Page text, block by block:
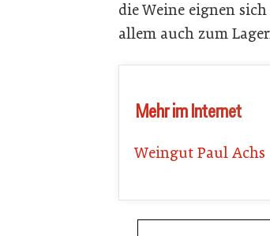
die Weine eignen
allem auch zum
Mehr im Internet
Weingut Paul Achs